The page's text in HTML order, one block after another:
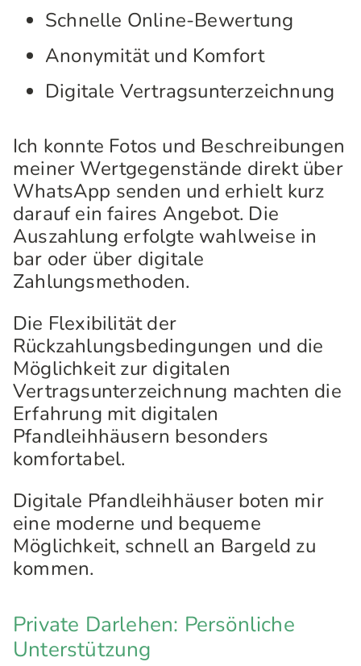
Schnelle Online-Bewertung
Anonymität und Komfort
Digitale Vertragsunterzeichnung
Ich konnte Fotos und Beschreibungen
meiner Wertgegenstände direkt über
WhatsApp senden und erhielt kurz
darauf ein faires Angebot. Die
Auszahlung erfolgte wahlweise in
bar oder über digitale
Zahlungsmethoden.
Die Flexibilität der
Rückzahlungsbedingungen und die
Möglichkeit zur digitalen
Vertragsunterzeichnung machten die
Erfahrung mit digitalen
Pfandleihhäusern besonders
komfortabel.
Digitale Pfandleihhäuser boten mir
eine moderne und bequeme
Möglichkeit, schnell an Bargeld zu
kommen.
Private Darlehen: Persönliche
Unterstützung